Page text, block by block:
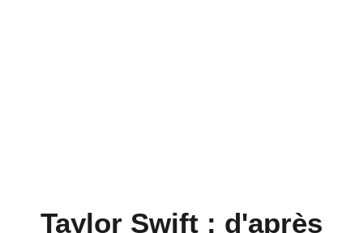
Taylor Swift : d'après